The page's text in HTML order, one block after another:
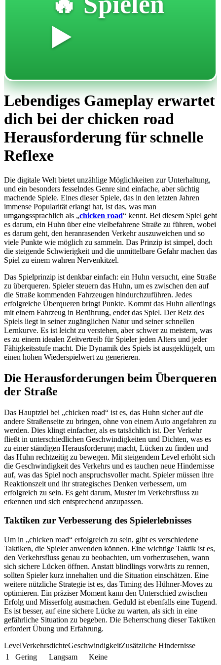
▶️
Lebendiges Gameplay erwartet
dich bei der chicken road
Herausforderung für schnelle
Reflexe
Die digitale Welt bietet unzählige Möglichkeiten zur Unterhaltung,
und ein besonders fesselndes Genre sind einfache, aber süchtig
machende Spiele. Eines dieser Spiele, das in den letzten Jahren
immense Popularität erlangt hat, ist das, was man
umgangssprachlich als „chicken road“ kennt. Bei diesem Spiel geht
es darum, ein Huhn über eine vielbefahrene Straße zu führen, wobei
es darum geht, den heranrasenden Verkehr auszuweichen und so
viele Punkte wie möglich zu sammeln. Das Prinzip ist simpel, doch
die steigende Schwierigkeit und die unmittelbare Gefahr machen das
Spiel zu einem wahren Nervenkitzel.
Das Spielprinzip ist denkbar einfach: ein Huhn versucht, eine Straße
zu überqueren. Spieler steuern das Huhn, um es zwischen den auf
die Straße kommenden Fahrzeugen hindurchzuführen. Jedes
erfolgreiche Überqueren bringt Punkte. Kommt das Huhn allerdings
mit einem Fahrzeug in Berührung, endet das Spiel. Der Reiz des
Spiels liegt in seiner zugänglichen Natur und seiner schnellen
Lernkurve. Es ist leicht zu verstehen, aber schwer zu meistern, was
es zu einem idealen Zeitvertreib für Spieler jeden Alters und jeder
Fähigkeitsstufe macht. Die Dynamik des Spiels ist ausgeklügelt, um
einen hohen Wiederspielwert zu generieren.
Die Herausforderungen beim Überqueren
der Straße
Das Hauptziel bei „chicken road“ ist es, das Huhn sicher auf die
andere Straßenseite zu bringen, ohne von einem Auto angefahren zu
werden. Dies klingt einfacher, als es tatsächlich ist. Der Verkehr
fließt in unterschiedlichen Geschwindigkeiten und Dichten, was es
zu einer ständigen Herausforderung macht, Lücken zu finden und
das Huhn rechtzeitig zu bewegen. Mit steigendem Level erhöht sich
die Geschwindigkeit des Verkehrs und es tauchen neue Hindernisse
auf, was das Spiel noch anspruchsvoller macht. Spieler müssen ihre
Reaktionszeit und ihr strategisches Denken verbessern, um
erfolgreich zu sein. Es geht darum, Muster im Verkehrsfluss zu
erkennen und sich entsprechend anzupassen.
Taktiken zur Verbesserung des Spielerlebnisses
Um in „chicken road“ erfolgreich zu sein, gibt es verschiedene
Taktiken, die Spieler anwenden können. Eine wichtige Taktik ist es,
den Verkehrsfluss genau zu beobachten, um vorherzusehen, wann
sich sichere Lücken öffnen. Anstatt blindlings vorwärts zu rennen,
sollten Spieler kurz innehalten und die Situation einschätzen. Eine
weitere nützliche Strategie ist es, das Timing des Hühner-Moves zu
optimieren. Ein präziser Moment kann den Unterschied zwischen
Erfolg und Misserfolg ausmachen. Geduld ist ebenfalls eine Tugend.
Es ist besser, auf eine sichere Lücke zu warten, als sich in eine
gefährliche Situation zu begeben. Die Beherrschung dieser Taktiken
erfordert Übung und Erfahrung.
LevelVerkehrsdichteGeschwindigkeitZusätzliche Hindernisse
1
Gering Langsam
Keine